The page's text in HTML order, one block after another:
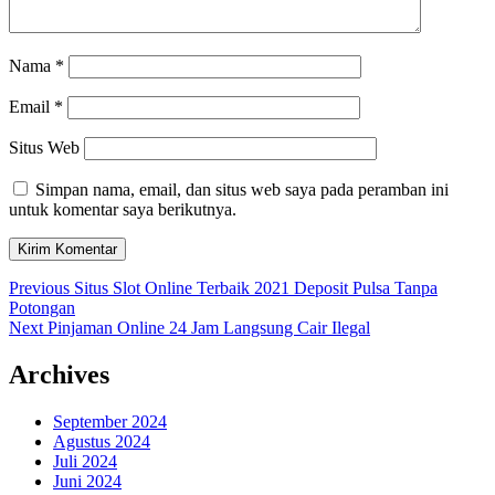
Nama *
Email *
Situs Web
Simpan nama, email, dan situs web saya pada peramban ini
untuk komentar saya berikutnya.
Navigasi
pos
Previous Previous
post:
Situs Slot Online Terbaik 2021 Deposit Pulsa Tanpa
Potongan
Next Next
Pinjaman Online 24 Jam Langsung Cair Ilegal
Archives
September 2024
Agustus 2024
Juli 2024
Juni 2024